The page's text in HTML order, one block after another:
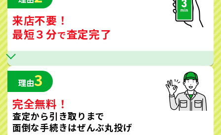
来店不要！
最短３分で査定完了
理由3
完全無料！
査定から引き取りまで
面倒な手続きはぜんぶ丸投げ